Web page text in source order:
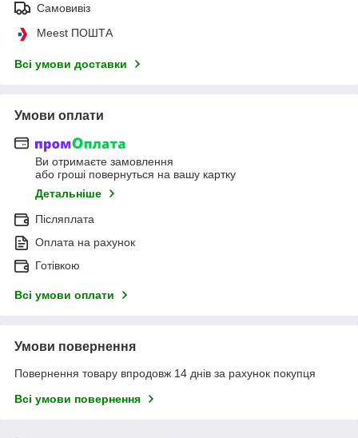
Самовивіз
Meest ПОШТА
Всі умови доставки
Умови оплати
Ви отримаєте замовлення
або гроші повернуться на вашу картку
Детальніше
Післяплата
Оплата на рахунок
Готівкою
Всі умови оплати
Умови повернення
Повернення товару впродовж 14 днів за рахунок покупця
Всі умови повернення